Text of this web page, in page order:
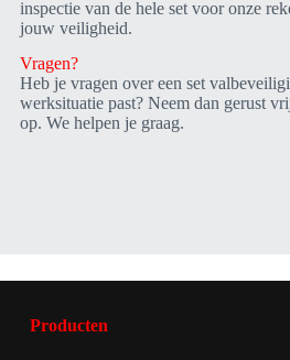
inspectie van de hele set voor onze
jouw veiligheid.
Vragen?
Heb je vragen over een set
werksituatie past? Neem dan gerust
op. We helpen je graag.
Producten